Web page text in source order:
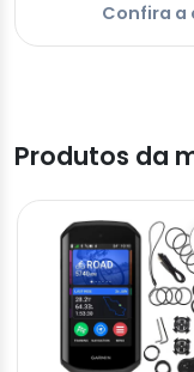
Confira a
Produtos da